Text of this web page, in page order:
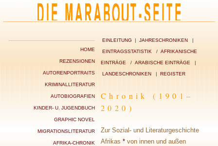
HOME
REZENSIONEN
AUTORENPORTRAITS
KRIMINALLITERATUR
AUTOBIOGRAFIEN
KINDER- U. JUGENDBUCH
GRAPHIC NOVEL
MIGRATIONSLITERATUR
AFRIKA-CHRONIK
EINLEITUNG | JAHRESCHRONIKEN |
EINTRAGSSTATISTIK / AFRIKANISCHE
EINTRÄGE / ARABISCHE EINTRÄGE |
LANDESCHRONIKEN | REGISTER
Chronik (1901–
2020)
Zur Sozial- und Literaturgeschichte
Afrikas * von innen und außen